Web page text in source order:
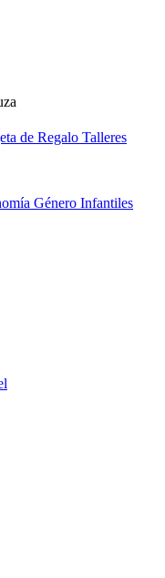
de Regalo Talleres
Género Infantiles